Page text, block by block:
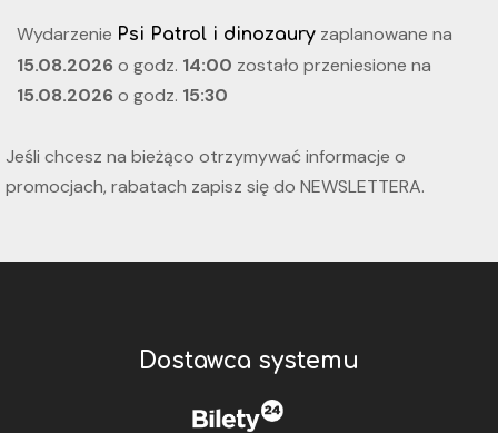
Wydarzenie Psi Patrol i dinozaury zaplanowane na
15.08.2026 o godz. 14:00 zostało przeniesione na
15.08.2026 o godz. 15:30
Jeśli chcesz na bieżąco otrzymywać informacje o
promocjach, rabatach zapisz się do NEWSLETTERA.
Dostawca systemu